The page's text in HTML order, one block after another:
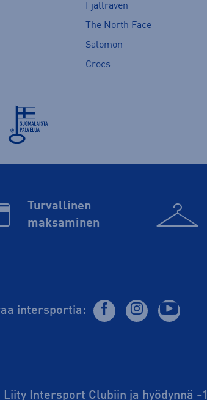
Fjällräven
The North Face
Salomon
Crocs
Turvallinen
maksaminen
intersportia:
Liity Intersport Clubiin ja hyödynnä -